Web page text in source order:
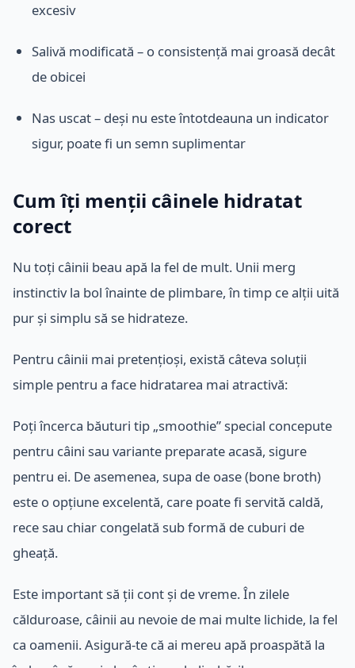
excesiv
Salivă modificată – o consistență mai groasă decât
de obicei
Nas uscat – deși nu este întotdeauna un indicator
sigur, poate fi un semn suplimentar
Cum îți menții câinele hidratat
corect
Nu toți câinii beau apă la fel de mult. Unii merg
instinctiv la bol înainte de plimbare, în timp ce alții uită
pur și simplu să se hidrateze.
Pentru câinii mai pretențioși, există câteva soluții
simple pentru a face hidratarea mai atractivă:
Poți încerca băuturi tip „smoothie” special concepute
pentru câini sau variante preparate acasă, sigure
pentru ei. De asemenea, supa de oase (bone broth)
este o opțiune excelentă, care poate fi servită caldă,
rece sau chiar congelată sub formă de cuburi de
gheață.
Este important să ții cont și de vreme. În zilele
călduroase, câinii au nevoie de mai multe lichide, la fel
ca oamenii. Asigură-te că ai mereu apă proaspătă la